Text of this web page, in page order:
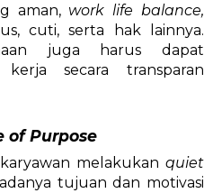
aman,
cuti, serta hak lainnya.
juga harus dapat
secara transparan
of Purpose
melakukan quiet
tujuan dan motivasi